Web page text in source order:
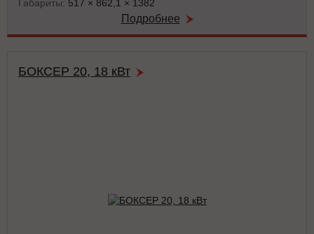
Габариты: 517 × 862,1 × 1382
Подробнее
БОКСЕР 20, 18 кВт